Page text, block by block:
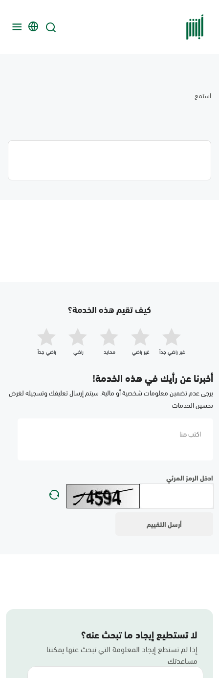
استمع
كيف تقيم هذه الخدمة؟
غير راضي جداّ غير راضي محايد راضي راضي جداّ
أخبرنا عن رأيك في هذه الخدمة!
يرجى عدم تضمين معلومات شخصية أو مالية. سيتم إرسال تعليقك وتسجيله لغرض
تحسين الخدمات
ادخل الرمز المرئي
لا تستطيع إيجاد ما تبحث عنه؟
إذا لم تستطع إيجاد المعلومة التي تبحث عنها يمكننا
مساعدتك